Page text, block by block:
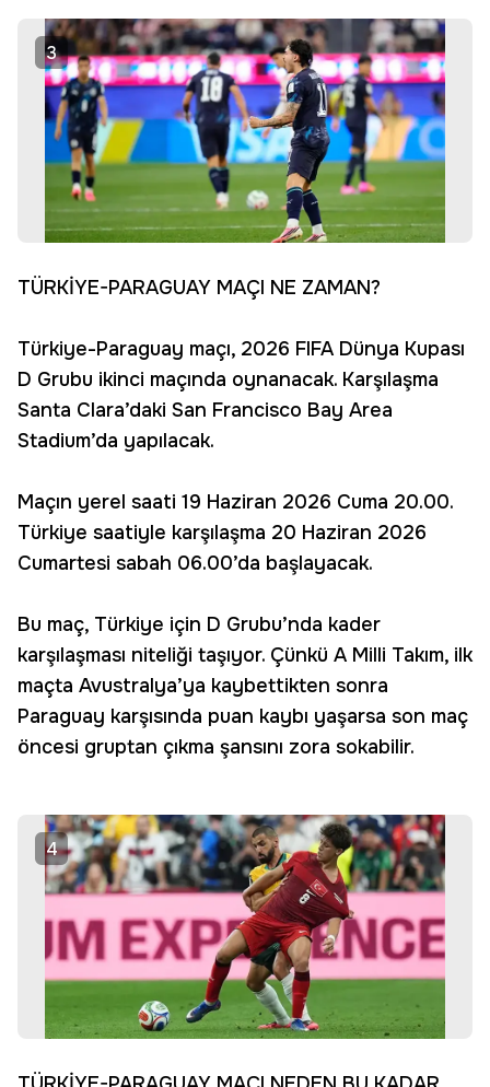
3
TÜRKİYE-PARAGUAY MAÇI NE ZAMAN?
Türkiye-Paraguay maçı, 2026 FIFA Dünya Kupası
D Grubu ikinci maçında oynanacak. Karşılaşma
Santa Clara’daki San Francisco Bay Area
Stadium’da yapılacak.
Maçın yerel saati 19 Haziran 2026 Cuma 20.00.
Türkiye saatiyle karşılaşma 20 Haziran 2026
Cumartesi sabah 06.00’da başlayacak.
Bu maç, Türkiye için D Grubu’nda kader
karşılaşması niteliği taşıyor. Çünkü A Milli Takım, ilk
maçta Avustralya’ya kaybettikten sonra
Paraguay karşısında puan kaybı yaşarsa son maç
öncesi gruptan çıkma şansını zora sokabilir.
4